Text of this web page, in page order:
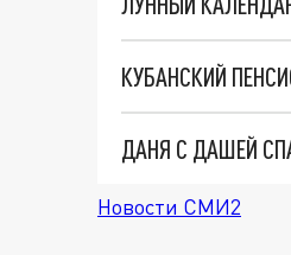
ДАНЯ С ДАШЕЙ
Новости СМИ2